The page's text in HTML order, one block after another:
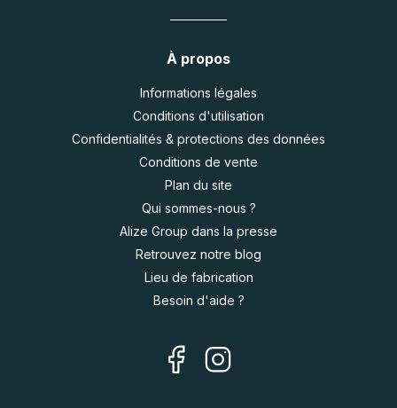
À propos
Informations légales
Conditions d'utilisation
Confidentialités & protections des données
Conditions de vente
Plan du site
Qui sommes-nous ?
Alize Group dans la presse
Retrouvez notre blog
Lieu de fabrication
Besoin d'aide ?